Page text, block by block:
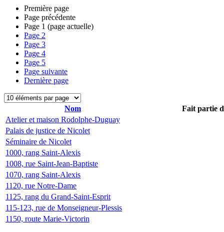
Première page
Page précédente
Page 1 (page actuelle)
Page 2
Page 3
Page 4
Page 5
Page suivante
Dernière page
Nom
Fait partie
Atelier et maison Rodolphe-Duguay
Palais de justice de Nicolet
Séminaire de Nicolet
1000, rang Saint-Alexis
1008, rue Saint-Jean-Baptiste
1070, rang Saint-Alexis
1120, rue Notre-Dame
1125, rang du Grand-Saint-Esprit
115-123, rue de Monseigneur-Plessis
1150, route Marie-Victorin